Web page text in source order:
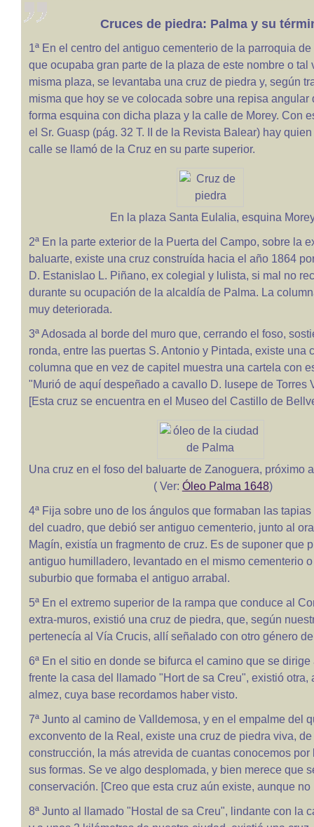
Cruces de piedra: Palma y su
1ª En el centro del antiguo cementerio de la parroquia
que ocupaba gran parte de la plaza de este nombre o tal
misma plaza, se levantaba una cruz de piedra y, según
misma que hoy se ve colocada sobre una repisa angular
forma esquina con dicha plaza y la calle de Morey. Con
el Sr. Guasp (pág. 32 T. II de la Revista Balear) hay
calle se llamó de la Cruz en su parte superior.
En la plaza Santa Eulalia, esquina
2ª En la parte exterior de la Puerta del Campo, sobre la
baluarte, existe una cruz construída hacia el año 1864
D. Estanislao L. Piñano, ex colegial y lulista, si mal no
durante su ocupación de la alcaldía de Palma. La
muy deteriorada.
3ª Adosada al borde del muro que, cerrando el foso,
ronda, entre las puertas S. Antonio y Pintada, existe una
columna que en vez de capitel muestra una cartela con
"Murió de aquí despeñado a cavallo D. Iusepe de Torres
[Esta cruz se encuentra en el Museo del Castillo de
Una cruz en el foso del baluarte de Zanoguera, próximo
( Ver: Óleo Palma 1648)
4ª Fija sobre uno de los ángulos que formaban las
del cuadro, que debió ser antiguo cementerio, junto al
Magín, existía un fragmento de cruz. Es de suponer que
antiguo humilladero, levantado en el mismo cementerio
suburbio que formaba el antiguo arrabal.
5ª En el extremo superior de la rampa que conduce al
extra-muros, existió una cruz de piedra, que, según
pertenecía al Vía Crucis, allí señalado con otro género
6ª En el sitio en donde se bifurca el camino que se
frente la casa del llamado "Hort de sa Creu", existió otra,
almez, cuya base recordamos haber visto.
7ª Junto al camino de Valldemosa, y en el empalme del
exconvento de la Real, existe una cruz de piedra viva,
construcción, la más atrevida de cuantas conocemos por
sus formas. Se ve algo desplomada, y bien merece que
conservación. [Creo que esta cruz aún existe, aunque no
8ª Junto al llamado "Hostal de sa Creu", lindante con la